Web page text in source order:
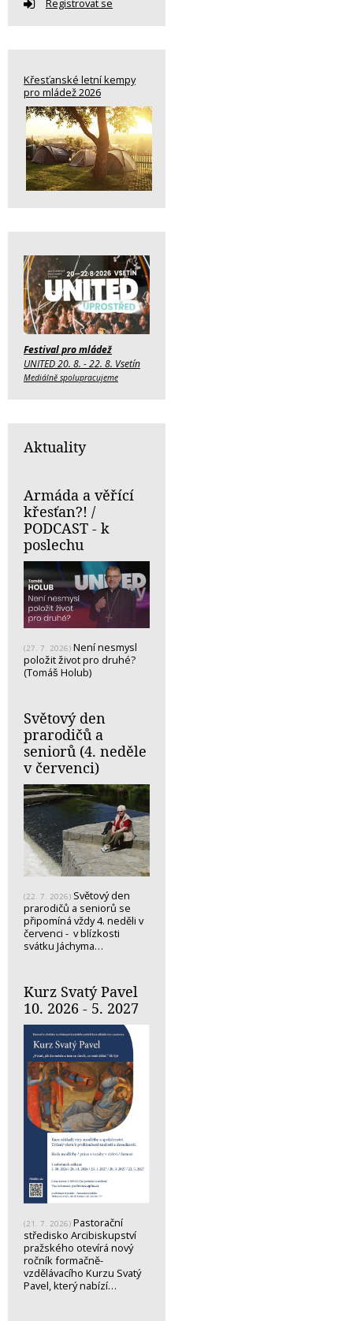
Registrovat se
Křesťanské letní kempy
pro mládež 2026
Festival pro mládež
UNITED 20. 8. - 22. 8. Vsetín
Mediálně spolupracujeme
Aktuality
Armáda a věřící
křesťan?! /
PODCAST - k
poslechu
(27. 7. 2026) Není nesmysl
položit život pro druhé?
(Tomáš Holub)
Světový den
prarodičů a
seniorů (4. neděle
v červenci)
(22. 7. 2026) Světový den
prarodičů a seniorů se
připomíná vždy 4. neděli v
červenci - v blízkosti
svátku Jáchyma…
Kurz Svatý Pavel
10. 2026 - 5. 2027
(21. 7. 2026) Pastorační
středisko Arcibiskupství
pražského otevírá nový
ročník formačně-
vzdělávacího Kurzu Svatý
Pavel, který nabízí…